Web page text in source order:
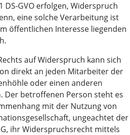
DS-GVO erfolgen, Widerspruch
eine solche Verarbeitung ist
öffentlichen Interesse liegenden
auf Widerspruch kann sich
direkt an jeden Mitarbeiter der
oder einen anderen
Der betroffenen Person steht es
mit der Nutzung von
ungeachtet der
ihr Widerspruchsrecht mittels